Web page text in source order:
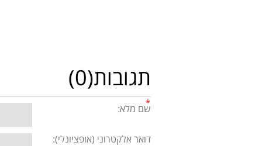
תגובות(0)
שם מלא:
דואר אלקטרוני (אופציונלי):